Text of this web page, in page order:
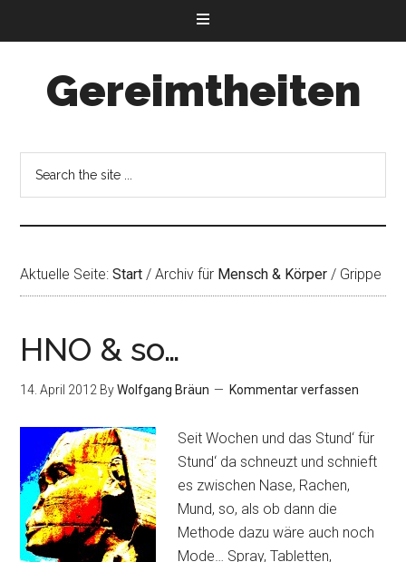
Gereimtheiten
Aktuelle Seite:Start / Archiv für Mensch & Körper / Grippe
HNO & so…
14. April 2012 ByWolfgang Bräun Kommentar verfassen
Seit Wochen und das Stund‘ für
Stund‘ da schneuzt und schnieft
es zwischen Nase, Rachen,
Mund, so, als ob dann die
Methode dazu wäre auch noch
Mode… Spray, Tabletten,